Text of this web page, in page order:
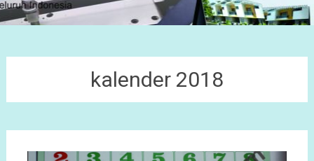
kalender 2018